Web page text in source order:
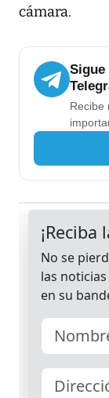
cámara.
Sigue
Recibe